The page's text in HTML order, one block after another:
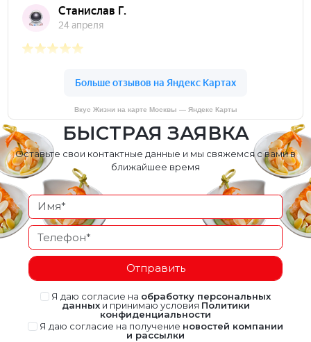
Вкус Жизни на карте Москвы — Яндекс Карты
БЫСТРАЯ ЗАЯВКА
Оставьте свои контактные данные и мы свяжемся с вами в
ближайшее время
Отправить
Я даю согласие на обработку персональных
данныхи принимаю условия Политики
конфиденциальности
Я даю согласие на получение новостей компании
и рассылки